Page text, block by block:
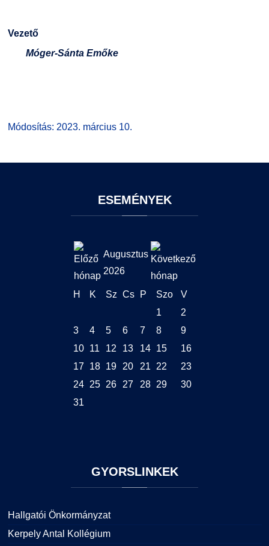
Vezető
Móger-Sánta Emőke
Módosítás: 2023. március 10.
ESEMÉNYEK
Augusztus
2026
H K Sz Cs P Szo
V
1
2
3
4 5 6 7 8
9
10
11 12 13 14 15
16
17
18 19 20 21 22
23
24
25 26 27 28 29
30
31
GYORSLINKEK
Hallgatói Önkormányzat
Kerpely Antal Kollégium